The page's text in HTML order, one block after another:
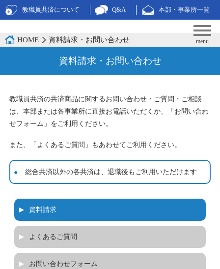
教職員共済について Q&A 本部・事業所一覧
HOME 資料請求・お問い合わせ
資料請求・お問い合わせ
教職員共済の共済商品に関するお問い合わせ・ご質問・ご相談
は、本部または各事業所に直接お電話いただくか、「お問い合わ
せフォーム」をご利用ください。
また、「よくあるご質問」もあわせてご利用ください。
総合共済以外の各共済は、退職後もご利用いただけます
資料請求
よくあるご質問
お問い合わせフォーム